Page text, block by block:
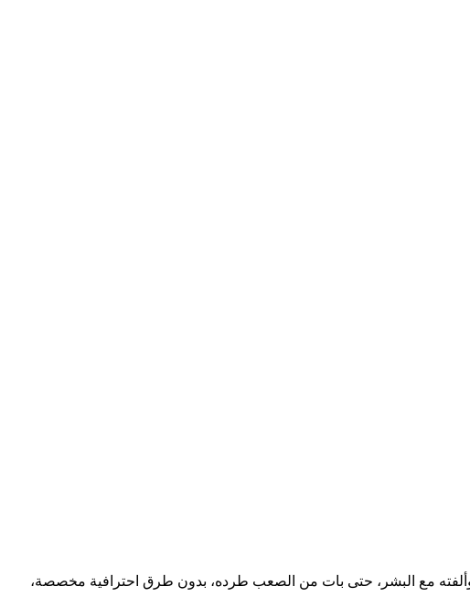
وألفته مع البشر، حتى بات من الصعب طرده، بدون طرق احترافية مخصصة،